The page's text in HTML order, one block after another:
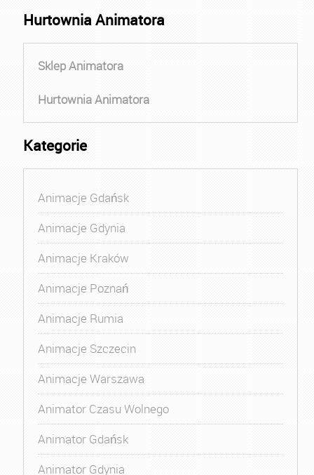
Hurtownia Animatora
Sklep Animatora
Hurtownia Animatora
Kategorie
Animacje Gdańsk
Animacje Gdynia
Animacje Kraków
Animacje Poznań
Animacje Rumia
Animacje Szczecin
Animacje Warszawa
Animator Czasu Wolnego
Animator Gdańsk
Animator Gdynia